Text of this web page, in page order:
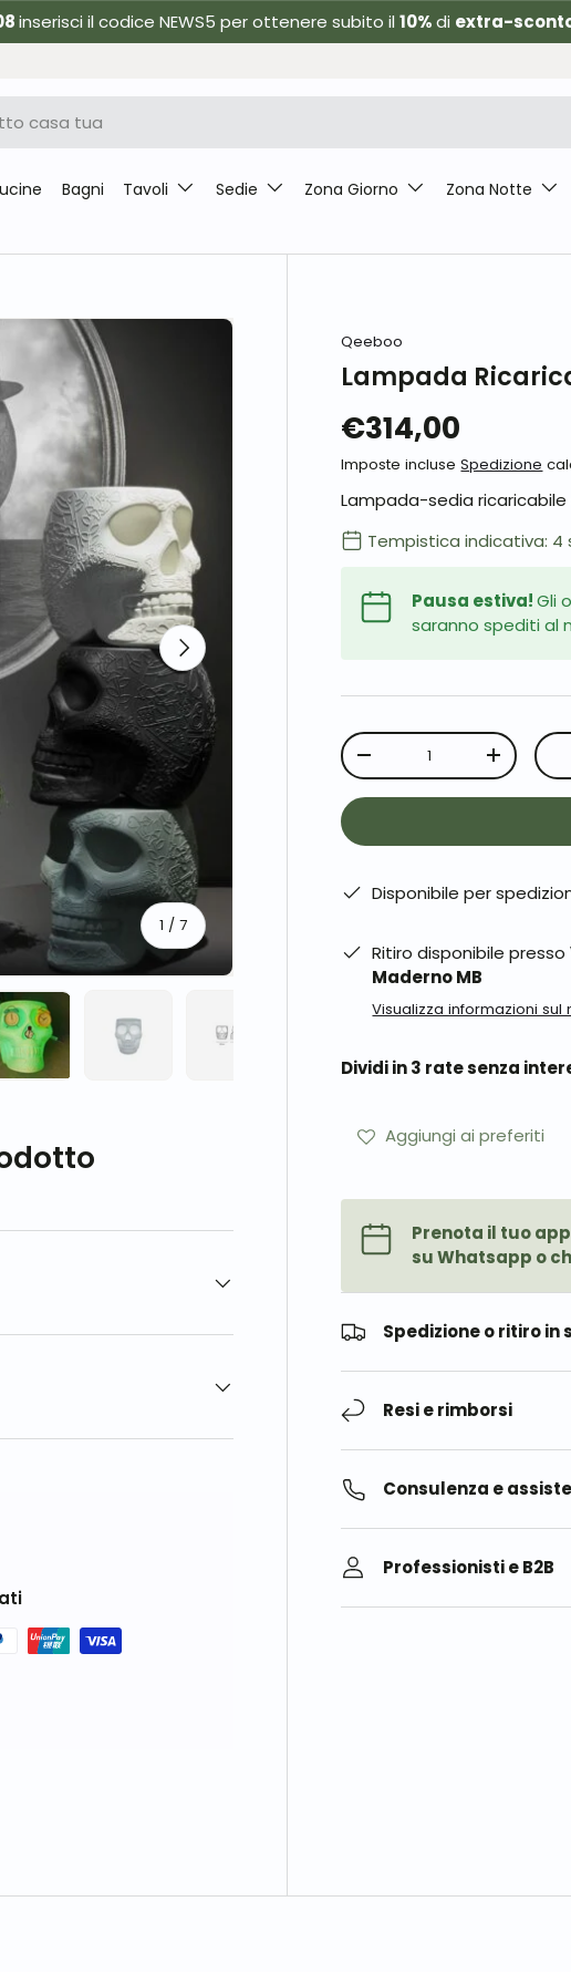
inserisci il codice NEWS5 per ottenere subito il 10%di extra-
Bagni Tavoli Sedie Zona Giorno Zona Notte
1 /di
7
Avanti
Qeeboo
Lampada
€314,00
Imposte incluseSpedizione
Lampada-sedia
Tempistica indicativa:
Pausa estiva!Gli
saranno spediti al
Q.tà
-
+
Disponibile per
Ritiro disponibile presso
Maderno MB
Visualizza informazioni sul
Dividi in 3 rate senza
Aggiungi ai preferiti
Prenota il tuo
su Whatsapp o
Spedizione o ritiro in
Resi e rimborsi
Consulenza e
Professionisti e B2B